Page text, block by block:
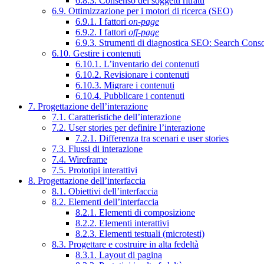
6.9. Ottimizzazione per i motori di ricerca (SEO)
6.9.1. I fattori on-page
6.9.2. I fattori off-page
6.9.3. Strumenti di diagnostica SEO: Search
6.10. Gestire i contenuti
6.10.1. L’inventario dei contenuti
6.10.2. Revisionare i contenuti
6.10.3. Migrare i contenuti
6.10.4. Pubblicare i contenuti
7. Progettazione dell’interazione
7.1. Caratteristiche dell’interazione
7.2. User stories per definire l’interazione
7.2.1. Differenza tra scenari e user stories
7.3. Flussi di interazione
7.4. Wireframe
7.5. Prototipi interattivi
8. Progettazione dell’interfaccia
8.1. Obiettivi dell’interfaccia
8.2. Elementi dell’interfaccia
8.2.1. Elementi di composizione
8.2.2. Elementi interattivi
8.2.3. Elementi testuali (microtesti)
8.3. Progettare e costruire in alta fedeltà
8.3.1. Layout di pagina